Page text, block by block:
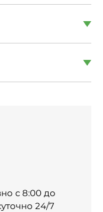
с 8:00 до
24/7